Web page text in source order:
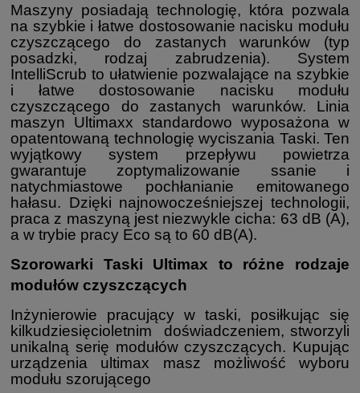
Maszyny posiadają technologię, która pozwala
na szybkie i łatwe dostosowanie nacisku modułu
czyszczącego do zastanych warunków (typ
posadzki, rodzaj zabrudzenia). System
IntelliScrub to ułatwienie pozwalające na szybkie
i łatwe dostosowanie nacisku modułu
czyszczącego do zastanych warunków. Linia
maszyn Ultimaxx standardowo wyposażona w
opatentowaną technologię wyciszania Taski. Ten
wyjątkowy system przepływu powietrza
gwarantuje zoptymalizowanie ssanie i
natychmiastowe pochłanianie emitowanego
hałasu. Dzięki najnowocześniejszej technologii,
praca z maszyną jest niezwykle cicha: 63 dB (A),
a w trybie pracy Eco są to 60 dB(A).
Szorowarki Taski Ultimax to różne rodzaje
modułów czyszczących
Inżynierowie pracujący w taski, posiłkując się
kilkudziesięcioletnim doświadczeniem, stworzyli
unikalną serię modułów czyszczących. Kupując
urządzenia ultimax masz możliwość wyboru
modułu szorującego